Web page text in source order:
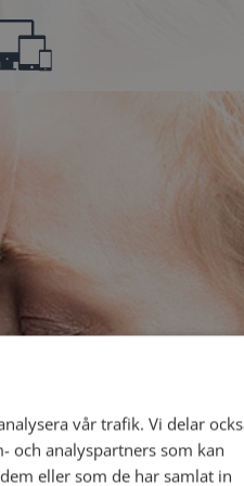
Bli medlem
Jag är en: Man
vår trafik. Vi delar
och analyspartners som kan
eller som de har samlat in